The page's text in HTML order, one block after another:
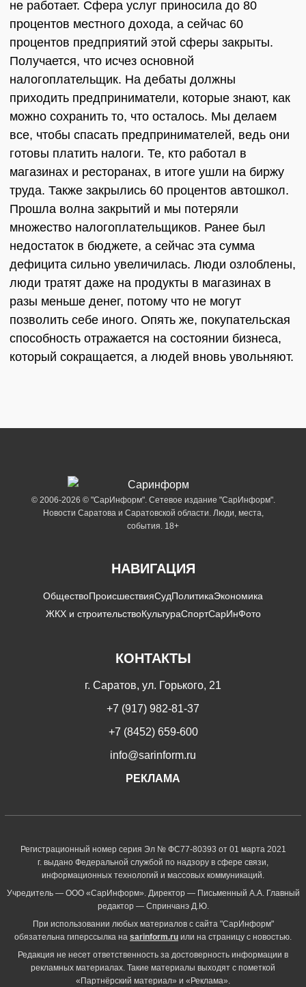
не работает. Сфера услуг приносила до 80
процентов местного дохода, а сейчас 60
процентов предприятий этой сферы закрыты.
Получается, что исчез основной
налогоплательщик. На дебаты должны
приходить предприниматели, которые знают, как
можно сохранить то, что осталось. Мы делаем
все, чтобы спасать предпринимателей, ведь они
готовы платить налоги. Те, кто работал в
магазинах и ресторанах, в итоге ушли на биржу
труда. Также закрылись 60 процентов автошкол.
Прошла волна закрытий и мы потеряли
множество налогоплательщиков. Ранее был
недостаток в бюджете, а сейчас эта сумма
дефицита сильно увеличилась. Люди озлоблены,
люди тратят даже на продукты в магазинах в
разы меньше денег, потому что не могут
позволить себе иного. Опять же, покупательская
способность отражается на состоянии бизнеса,
который сокращается, а людей вновь увольняют.
© 2006-2026 © "СарИнформ". Сетевое издание "СарИнформ".
Новости Саратова и Саратовской области. Люди, места,
события. 18+
НАВИГАЦИЯ
ОбществоПроисшествияСудПолитикаЭкономика
ЖКХ и строительствоКультураСпортСарИнФото
КОНТАКТЫ
г. Саратов, ул. Горького, 21
+7 (917) 982-81-37
+7 (8452) 659-600
info@sarinform.ru
РЕКЛАМА
Регистрационный номер серия Эл № ФС77-80393 от 01 марта 2021
г. выдано Федеральной службой по надзору в сфере связи,
информационных технологий и массовых коммуникаций.
Учредитель — ООО «СарИнформ». Директор — Письменный А.А. Главный
редактор — Спринчанэ Д.Ю.
При использовании любых материалов с сайта "СарИнформ"
обязательна гиперссылка на sarinform.ru или на страницу с новостью.
Редакция не несет ответственность за достоверность информации в
рекламных материалах. Такие материалы выходят с пометкой
«Партнёрский материал» и «Реклама».